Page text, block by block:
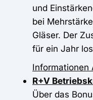
und
bei
Gläser. Der
für ein Jahr
Informationen
R+V
Über das